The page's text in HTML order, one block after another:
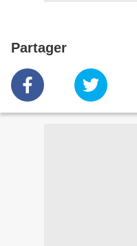
Partager